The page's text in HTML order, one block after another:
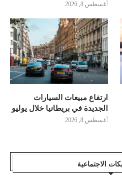
أغسطس 8, 2026
ارتفاع مبيعات السيارات
الجديدة في بريطانيا خلال يوليو
أغسطس 8, 2026
الاجتماعية